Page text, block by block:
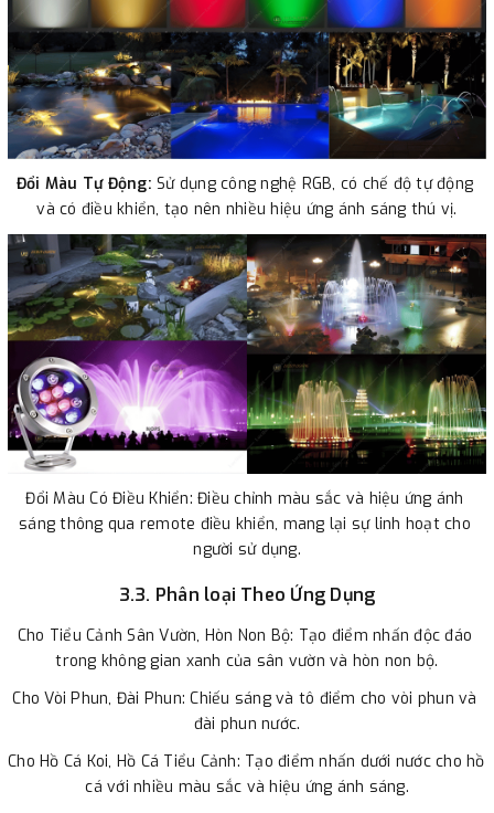
Đổi Màu Tự Động: Sử dụng công nghệ RGB, có chế độ tự động
và có điều khiển, tạo nên nhiều hiệu ứng ánh sáng thú vị.
Đổi Màu Có Điều Khiển: Điều chỉnh màu sắc và hiệu ứng ánh
sáng thông qua remote điều khiển, mang lại sự linh hoạt cho
người sử dụng.
3.3. Phân loại Theo Ứng Dụng
Cho Tiểu Cảnh Sân Vườn, Hòn Non Bộ: Tạo điểm nhấn độc đáo
trong không gian xanh của sân vườn và hòn non bộ.
Cho Vòi Phun, Đài Phun: Chiếu sáng và tô điểm cho vòi phun và
đài phun nước.
Cho Hồ Cá Koi, Hồ Cá Tiểu Cảnh: Tạo điểm nhấn dưới nước cho hồ
cá với nhiều màu sắc và hiệu ứng ánh sáng.